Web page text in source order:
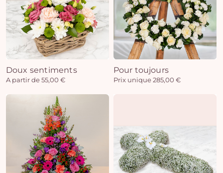
Doux sentiments
A partir de 55,00 €
Pour toujours
Prix unique 285,00 €